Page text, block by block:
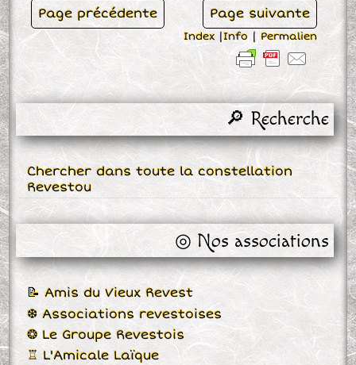
Page précédente Page suivante
Index|Info | Permalien
🔎 Recherche
Chercher dans toute la constellation
Revestou
◎ Nos associations
📝 Amis du Vieux Revest
❆ Associations revestoises
❂ Le Groupe Revestois
♖ L'Amicale Laïque